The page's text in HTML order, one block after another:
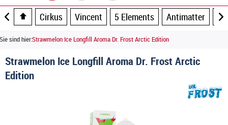
Cirkus Vincent 5 Elements Antimatter
Sie sind hier:Strawmelon Ice Longfill Aroma Dr. Frost Arctic Edition
Strawmelon Ice Longfill Aroma Dr. Frost Arctic
Edition